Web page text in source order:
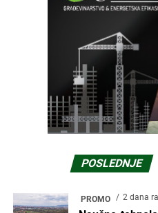
POSLEDNJE
PROMO 2 dana